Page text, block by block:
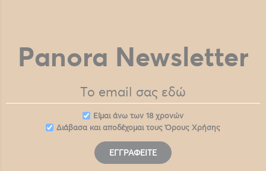
Panora Newsletter
Eίμαι άνω των 18 χρονών
Διάβασα και αποδέχομαι τουςΌρους Χρήσης
ΕΓΓΡΑΦΕΊΤΕ